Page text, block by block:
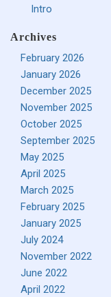
Intro
Archives
February 2026
January 2026
December 2025
November 2025
October 2025
September 2025
May 2025
April 2025
March 2025
February 2025
January 2025
July 2024
November 2022
June 2022
April 2022